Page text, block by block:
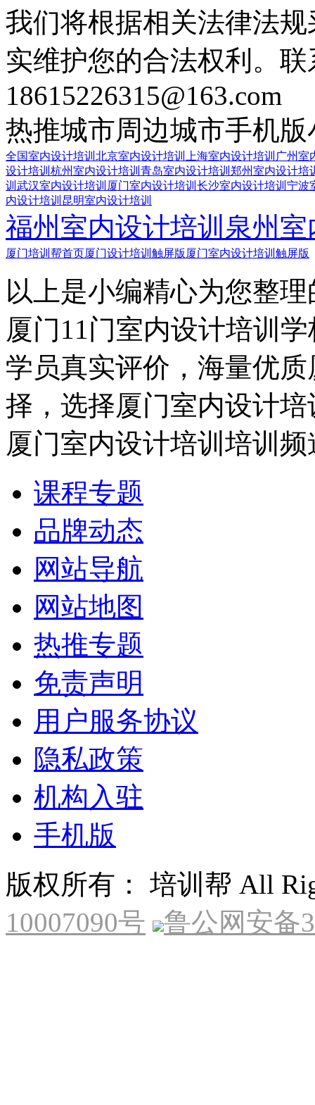
我们将根据相关法律法
实维护您的合法权利。
18615226315@163.com
热推城市周边城市手机版
全国室内设计培训 北京室内设计培训 上海室内设计培训 广州室
设计培训 杭州室内设计培训 青岛室内设计培训 郑州室内设计培
训 武汉室内设计培训 厦门室内设计培训 长沙室内设计培训 宁波
内设计培训 昆明室内设计培训
福州室内设计培训 泉州
厦门培训帮首页厦门设计培训触屏版 厦门室内设计培训触屏版
以上是小编精心为您整
厦门11门室内设计培训
学员真实评价，海量优
择，选择厦门室内设计
厦门室内设计培训培训频
课程专题
品牌动态
网站导航
网站地图
热推专题
免责声明
用户服务协议
隐私政策
机构入驻
手机版
版权所有： 培训帮 All
10007090号
鲁公网安备